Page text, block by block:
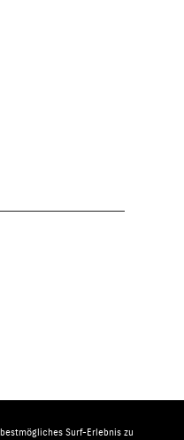
Surf-Erlebnis zu